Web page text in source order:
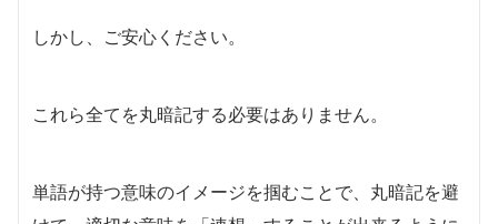
しかし、ご安心ください。
これら全てを丸暗記する必要はありません。
単語が持つ意味のイメージを掴むことで、丸暗記を避